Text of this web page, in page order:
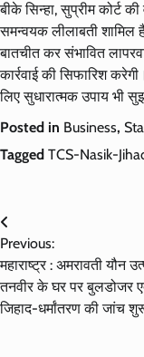
बीके सिन्हा, सुप्रीम कोर्ट
समन्वयक लीलाबती शामिल
बातचीत कर संभावित
कार्रवाई की सिफारिश
लिए सुधारात्मक उपाय भी
Posted in Business,
Tagged TCS-Nasik-
Post
navigation
Previous:
महाराष्ट्र : अमरावती यौन
तनवीर के घर पर बुलडोजर
जिहाद-धर्मांतरण की जांच